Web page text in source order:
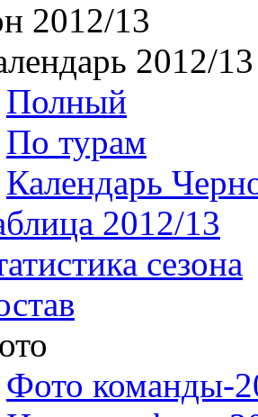
2012/13
2012/13
Полный
По турам
Календарь
2012/13
сезона
Фото команды-